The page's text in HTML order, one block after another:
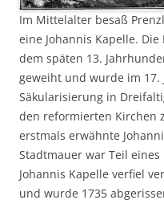
Im Mittelalter besaß
eine Johannis Kapelle.
dem späten 13.
geweiht und wurde im
Säkularisierung in
den reformierten Kirchen
erstmals erwähnte
Stadtmauer war Teil
Johannis Kapelle verfiel
und wurde 1735